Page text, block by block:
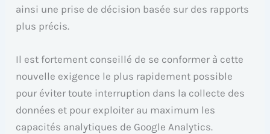
ainsi une prise de décision basée sur des rapports
plus précis.
Il est fortement conseillé de se conformer à cette
nouvelle exigence le plus rapidement possible
pour éviter toute interruption dans la collecte des
données et pour exploiter au maximum les
capacités analytiques de Google Analytics.